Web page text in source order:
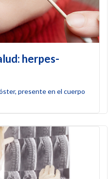
herpes-
presente en el cuerpo